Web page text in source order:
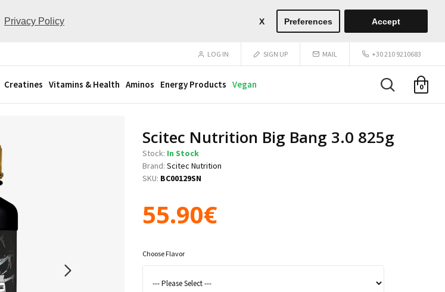
Privacy Policy X Preferences Accept
LOG IN SIGN UP MAIL +30 210 9210683
Creatines Vitamins & Health Aminos Energy Products Vegan 0
Scitec Nutrition Big Bang 3.0 825g
Stock: In Stock
Brand: Scitec Nutrition
SKU: BC00129SN
55.90€
Choose Flavor